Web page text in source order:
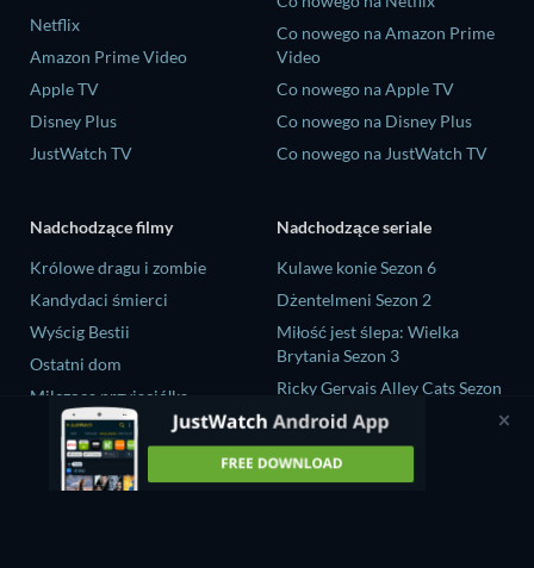
Netflix
Amazon Prime Video
Apple TV
Disney Plus
JustWatch TV
Co nowego na Amazon Prime
Video
Co nowego na Apple TV
Co nowego na Disney Plus
Co nowego na JustWatch TV
Nadchodzące filmy
Królowe dragu i zombie
Kandydaci śmierci
Wyścig Bestii
Ostatni dom
Milcząca przyjaciółka
Nadchodzące seriale
Kulawe konie Sezon 6
Dżentelmeni Sezon 2
Miłość jest ślepa: Wielka
Brytania Sezon 3
Ricky Gervais Alley Cats Sezon
1
Operation Safed Sagar Sezon 1